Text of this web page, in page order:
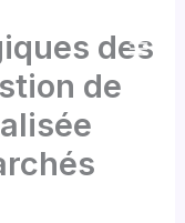
des
de